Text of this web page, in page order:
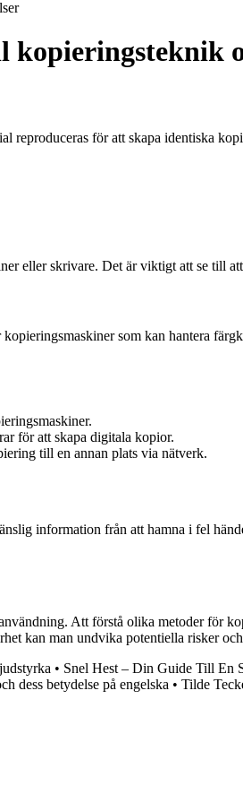
reproduceras för att skapa identiska
eller skrivare. Det är viktigt att se till
som kan hantera
för att skapa digitala kopior.
till en annan plats via nätverk.
information från att hamna i fel
Att förstå olika metoder för
kan man undvika potentiella risker
• Snel Hest – Din Guide Till En
dess betydelse på engelska • Tilde